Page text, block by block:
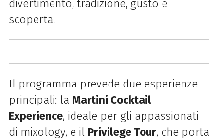
divertimento, tradizione, gusto e
scoperta.
Il programma prevede due esperienze
principali: la Martini Cocktail
Experience, ideale per gli appassionati
di mixology, e il Privilege Tour, che porta